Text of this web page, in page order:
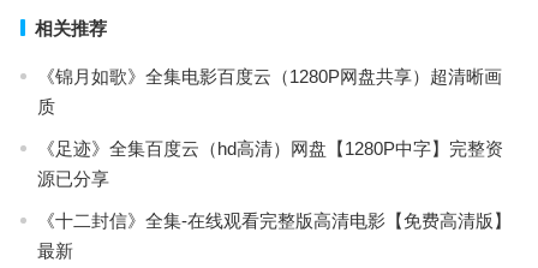
相关推荐
《锦月如歌》全集电影百度云（1280P网盘共享）超清晰画
质
《足迹》全集百度云（hd高清）网盘【1280P中字】完整资
源已分享
《十二封信》全集-在线观看完整版高清电影【免费高清版】
最新